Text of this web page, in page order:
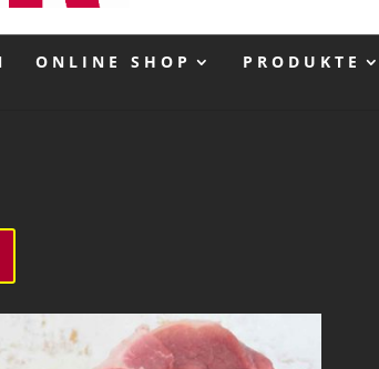
ONLINE SHOP PRODUKTE